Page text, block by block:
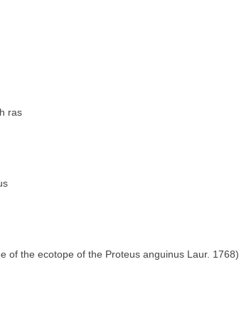
ras
of the ecotope of the Proteus anguinus Laur. 1768)